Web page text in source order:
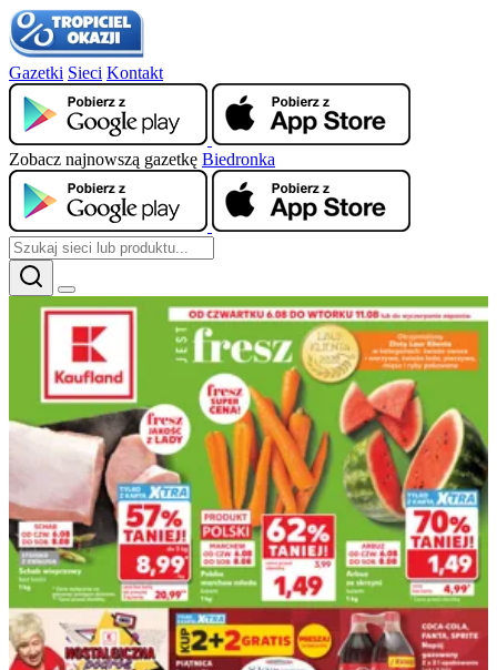
Gazetki Sieci Kontakt
Zobacz najnowszą gazetkę Biedronka